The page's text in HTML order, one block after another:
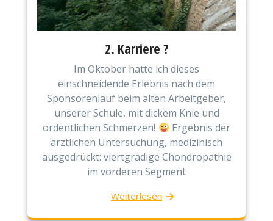
2. Karriere ?
Im Oktober hatte ich dieses
einschneidende Erlebnis nach dem
Sponsorenlauf beim alten Arbeitgeber,
unserer Schule, mit dickem Knie und
ordentlichen Schmerzen!
Ergebnis der
ärztlichen Untersuchung, medizinisch
ausgedrückt: viertgradige Chondropathie
im vorderen Segment
Weiterlesen